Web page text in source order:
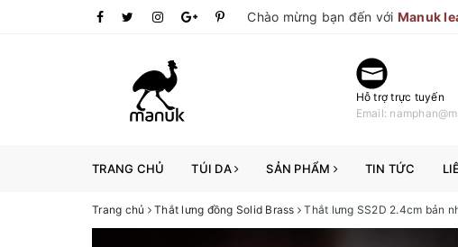
Chào mừng bạn đến với Manuk
Hỗ trợ trực tuyến
Email:
TRANG CHỦ TÚI DA SẢN PHẨM TIN TỨC
Trang chủ Thắt lưng đồng Solid Brass Thắt lưng SS2D 2.4cm bản